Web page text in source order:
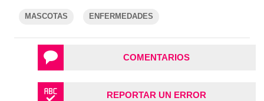
MASCOTAS ENFERMEDADES
COMENTARIOS
REPORTAR UN ERROR